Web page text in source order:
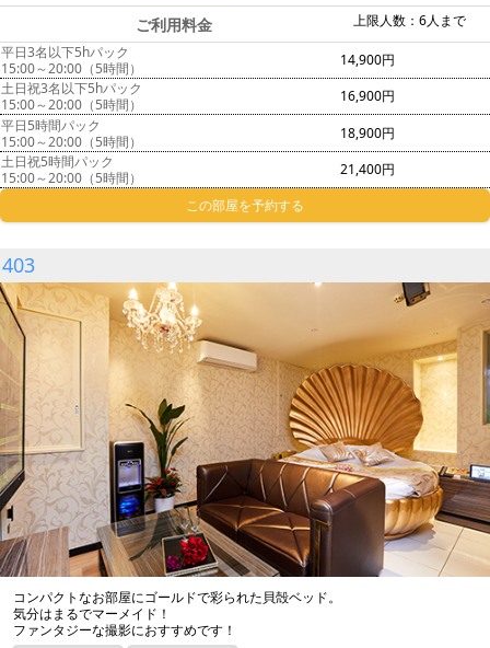
上限人数：6人まで
ご利用料金
平日3名以下5hパック
15:00～20:00（5時間）
14,900円
土日祝3名以下5hパック
15:00～20:00（5時間）
16,900円
平日5時間パック
15:00～20:00（5時間）
18,900円
土日祝5時間パック
15:00～20:00（5時間）
21,400円
この部屋を予約する
403
コンパクトなお部屋にゴールドで彩られた貝殻ベッド。
気分はまるでマーメイド！
ファンタジーな撮影におすすめです！